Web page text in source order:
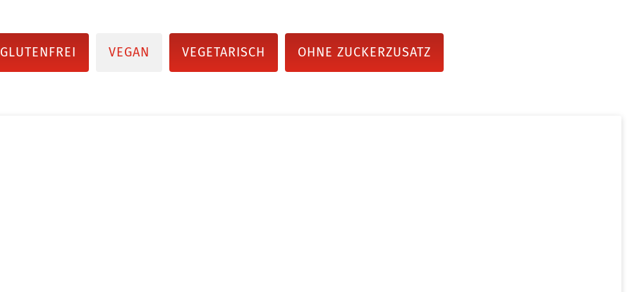
GLUTENFREI VEGAN VEGETARISCH OHNE ZUCKERZUSATZ